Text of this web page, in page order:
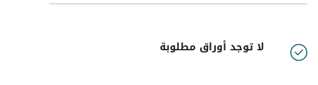
لا توجد أوراق مطلوبة